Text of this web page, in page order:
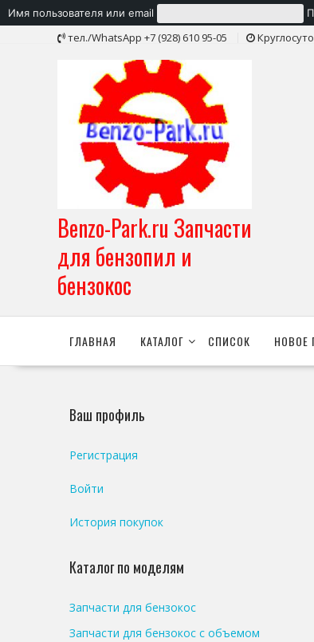
Имя пользователя или email
тел./WhatsApp +7 (928) 610 95-05
Benzo-Park.ru Запчасти
для бензопил и
бензокос
ГЛАВНАЯ КАТАЛОГ СПИСОК НОВОЕ
Ваш профиль
Регистрация
Войти
История покупок
Каталог по моделям
Запчасти для бензокос
Запчасти для бензокос с объемом